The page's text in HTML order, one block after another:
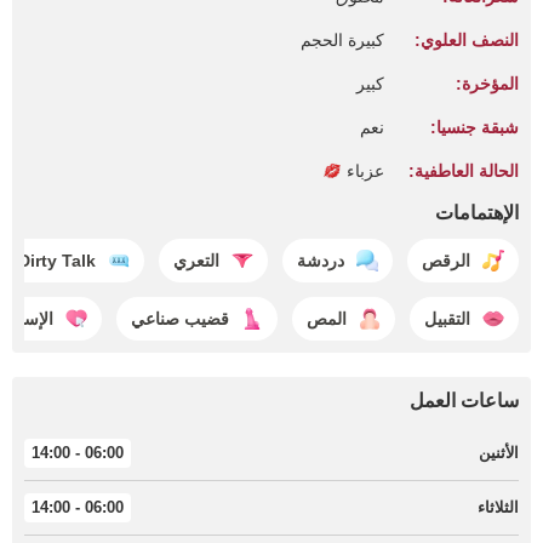
النصف العلوي: كبيرة الحجم
المؤخرة: كبير
شبقة جنسيا: نعم
الحالة العاطفية: عزباء
الإهتمامات
الرقص دردشة التعري Dirty Talk
التقبيل المص قضيب صناعي
ساعات العمل
الأثنين 06:00 - 14:00
الثلاثاء 06:00 - 14:00